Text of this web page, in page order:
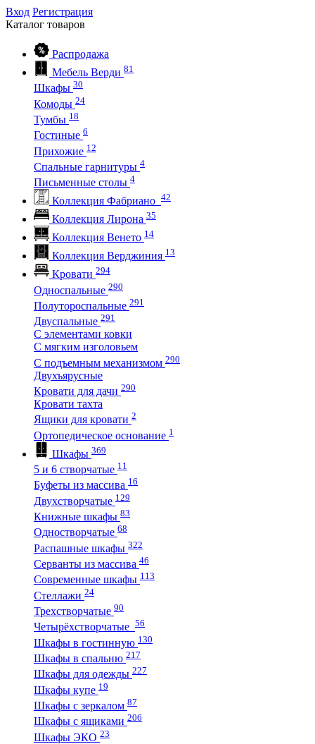
Вход Регистрация
Каталог товаров
Распродажа
Мебель Верди 81
Шкафы 30
Комоды 24
Тумбы 18
Гостиные 6
Прихожие 12
Спальные гарнитуры 4
Письменные столы 4
Коллекция Фабриано 42
Коллекция Лирона 35
Коллекция Венето 14
Коллекция Верджиния 13
Кровати 294
Односпальные 290
Полутороспальные 291
Двуспальные 291
С элементами ковки
С мягким изголовьем
С подъемным механизмом 290
Двухъярусные
Кровати для дачи 290
Кровати тахта
Ящики для кровати 2
Ортопедическое основание 1
Шкафы 369
5 и 6 створчатые 11
Буфеты из массива 16
Двухстворчатые 129
Книжные шкафы 83
Одностворчатые 68
Распашные шкафы 322
Серванты из массива 46
Современные шкафы 113
Стеллажи 24
Трехстворчатые 90
Четырёхстворчатые 56
Шкафы в гостинную 130
Шкафы в спальню 217
Шкафы для одежды 227
Шкафы купе 19
Шкафы с зеркалом 87
Шкафы с ящиками 206
Шкафы ЭКО 23